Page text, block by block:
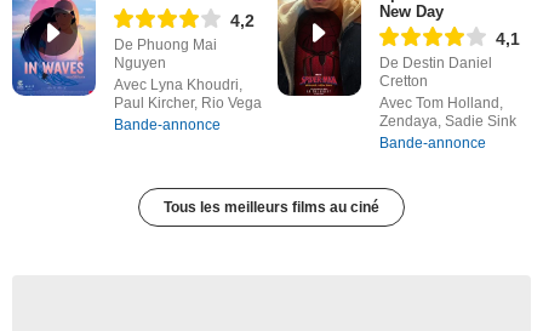
4,2
De Phuong Mai
Nguyen
Avec Lyna Khoudri,
Paul Kircher, Rio Vega
Bande-annonce
New Day
4,1
De Destin Daniel
Cretton
Avec Tom Holland,
Zendaya, Sadie Sink
Bande-annonce
Tous les meilleurs films au ciné